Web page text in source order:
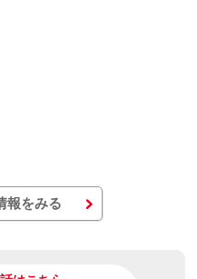
報をみる